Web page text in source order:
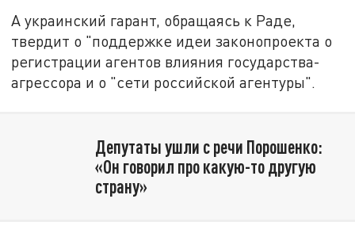
А украинский гарант, обращаясь к Раде,
твердит о "поддержке идеи законопроекта о
регистрации агентов влияния государства-
агрессора и о "сети российской агентуры".
Депутаты ушли с речи Порошенко:
«Он говорил про какую-то другую
страну»